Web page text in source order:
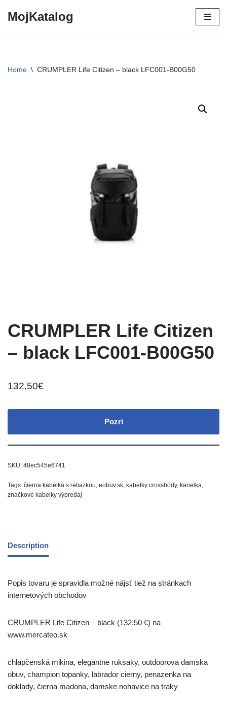
MojKatalog
Home \ CRUMPLER Life Citizen – black LFC001-B00G50
CRUMPLER Life Citizen
– black LFC001-B00G50
132,50€
Pozri
SKU: 48ec545e6741
Tags: čierna kabelka s retiazkou, eobuv.sk, kabelky crossbody, kanelka,
značkové kabelky výpredaj
Description
Popis tovaru je spravidla možné nájsť tiež na stránkach
internetových obchodov
CRUMPLER Life Citizen – black (132.50 €) na
www.mercateo.sk
chlapčenská mikina, elegantne ruksaky, outdoorova damska
obuv, champion topanky, labrador cierny, penazenka na
doklady, čierna madona, damske nohavice na traky